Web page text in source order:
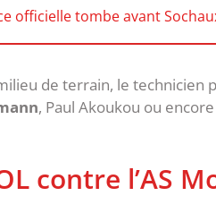
officielle tombe avant
de terrain, le technicien
, Paul Akoukou ou
contre l’AS